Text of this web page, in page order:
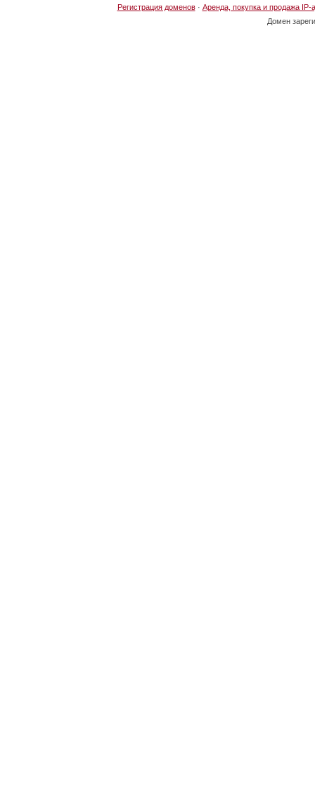
Регистрация доменов· Аренда, покупка и продажа IP-
Домен